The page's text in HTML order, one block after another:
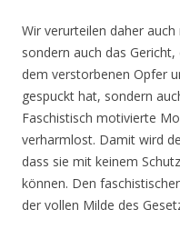
Wir verurteilen daher
sondern auch das
dem verstorbenen Opfer
gespuckt hat, sondern
Faschistisch motivierte
verharmlost. Damit wird
dass sie mit keinem
können. Den
der vollen Milde des